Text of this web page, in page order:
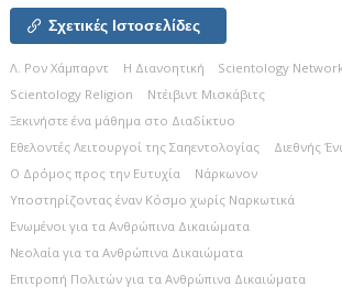
Σχετικές Ιστοσελίδες
Λ. Ρον Χάμπαρντ Η Διανοητική
Scientology
Scientology Religion
Ντέιβιντ Μισκάβιτς
Ξεκινήστε ένα μάθημα στο Διαδίκτυο
Εθελοντές Λειτουργοί της Σαηεντολογίας
Διεθνής
Ο Δρόμος προς την Ευτυχία
Νάρκωνον
Υποστηρίζοντας έναν Κόσμο χωρίς Ναρκωτικά
Ενωµένοι για τα Ανθρώπινα Δικαιώµατα
Νεολαία για τα Ανθρώπινα Δικαιώματα
Επιτροπή Πολιτών για τα Ανθρώπινα Δικαιώματα